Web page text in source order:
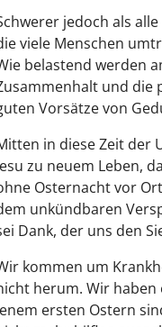
jedoch als
viele Menschen
belastend werden
und die
Vorsätze von
in diese Zeit der
zu neuem Leben,
Osternacht vor
unkündbaren
Dank, der uns den
kommen um
herum. Wir haben
ersten Ostern